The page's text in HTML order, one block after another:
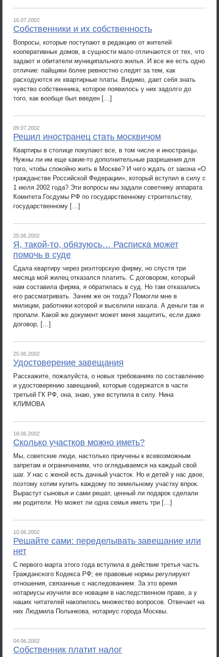
16.07.2002
Собственники и их собственность
Вопросы, которые поступают в редакцию от жителей
кооперативных домов, в сущности мало отличаются от тех, что
задают и обитатели муниципального жилья. И все же есть одно
отличие: пайщики более ревностно следят за тем, как
расходуются их квартирные платы. Видимо, дает себя знать
чувство собственника, которое появилось у них задолго до
того, как вообще был введен […]
09.07.2002
Решил иностранец стать москвичом
Квартиры в столице покупают все, в том числе и иностранцы.
Нужны ли им еще какие-то дополнительные разрешения для
того, чтобы спокойно жить в Москве? И чего ждать от закона «О
гражданстве Российской Федерации», который вступил в силу с
1 июля 2002 года? Эти вопросы мы задали советнику аппарата
Комитета Госдумы РФ по государственному строительству,
государственному […]
25.06.2002
Я, такой-то, обязуюсь… Расписка может
помочь в суде
Сдала квартиру через риэлторскую фирму, но спустя три
месяца мой жилец отказался платить. С договором, который
нам составила фирма, я обратилась в суд. Но там отказались
его рассматривать. Зачем же он тогда? Помогли мне в
милиции, работники которой и выселили нахала. А деньги так и
пропали. Какой же документ может меня защитить, если даже
договор, […]
25.06.2002
Удостоверение завещания
Расскажите, пожалуйста, о новых требованиях по составлению
и удостоверению завещаний, которые содержатся в части
третьей ГК РФ, она, знаю, уже вступила в силу. Нина
КЛИМОВА
18.06.2002
Сколько участков можно иметь?
Мы, советские люди, настолько приучены к всевозможным
запретам и ограничениям, что оглядываемся на каждый свой
шаг. У нас с женой есть дачный участок. Но и детей у нас двое,
поэтому хотим купить каждому по земельному участку впрок.
Вырастут сыновья и сами решат, ценный ли подарок сделали
им родители. Но может ли одна семья иметь три […]
10.06.2002
Решайте сами: переделывать завещание или
нет
С первого марта этого года вступила в действие третья часть
Гражданского Кодекса РФ; ее правовые нормы регулируют
отношения, связанные с наследованием. За это время
нотариусы изучили все новации в наследственном праве, а у
наших читателей накопилось множество вопросов. Отвечает на
них Людмила Полынкова, нотариус города Москвы.
04.06.2002
Собственник платит налог